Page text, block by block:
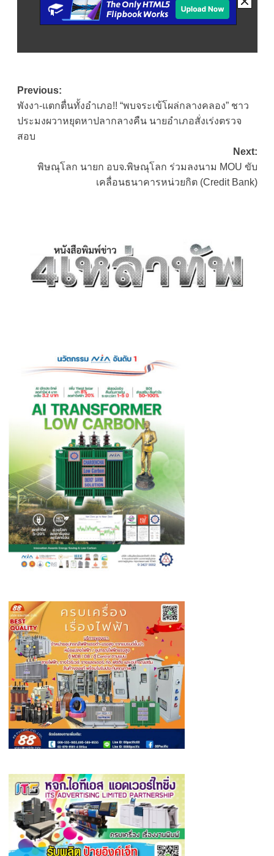
Post
navigation
Previous:
พังงา-แตกตื่นทั้งอำเภอ!! “พบจระเข้โผล่กลางคลอง” ชาว
ประมงผวาหยุดหาปลากลางคืน นายอำเภอสั่งเร่งตรวจ
สอบ
Next:
พิษณุโลก นายก อบจ.พิษณุโลก ร่วมลงนาม MOU ขับ
เคลื่อนธนาคารหน่วยกิต (Credit Bank)